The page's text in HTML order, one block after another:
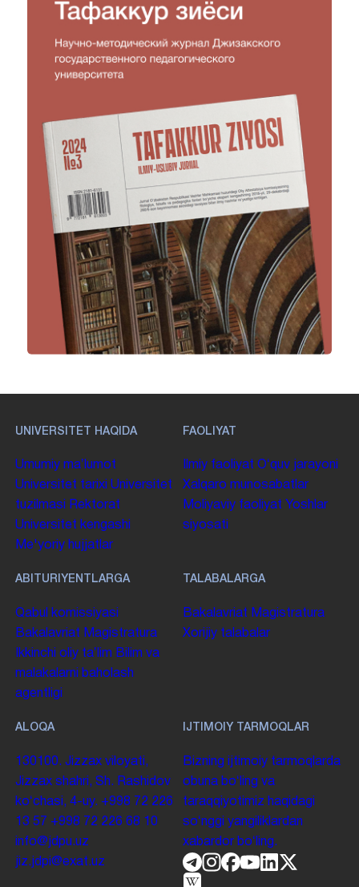
UNIVERSITET HAQIDA
Umumiy maʼlumot
Universitet tarixi Universitet
tuzilmasi
Rektorat
Universitet kengashi
Me'yoriy hujjatlar
FAOLIYAT
Ilmiy faoliyat Oʻquv jarayoni
Xalqaro munosabatlar
Moliyaviy faoliyat Yoshlar
siyosati
ABITURIYENTLARGA
Qabul komissiyasi
Bakalavriat Magistratura
Ikkinchi oliy taʼlim Bilim va
malakalarni baholash
agentligi
TALABALARGA
Bakalavriat Magistratura
Xorijiy talabalar
ALOQA
130100. Jizzax viloyati,
Jizzax shahri, Sh. Rashidov
koʻchasi, 4-uy. +998 72 226
13 57 +998 72 226 68 10
info@jdpu.uz
jiz.jdpi@exat.uz
IJTIMOIY TARMOQLAR
Bizning ijtimoiy tarmoqlarda
obuna boʻling va
taraqqiyotimiz haqidagi
soʻnggi yangiliklardan
xabardor boʻling.